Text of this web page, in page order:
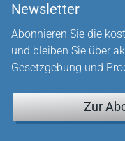
Newsletter
Abonnieren Sie die
und bleiben Sie über
Gesetzgebung und
Zur